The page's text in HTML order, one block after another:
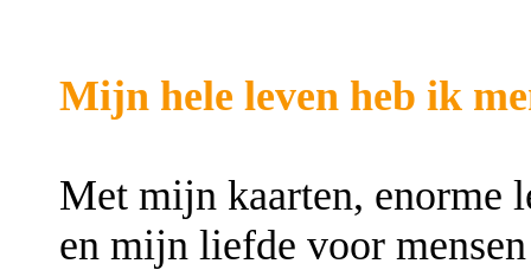
Mijn hele leven heb ik
Met mijn kaarten, enorme
en mijn liefde voor